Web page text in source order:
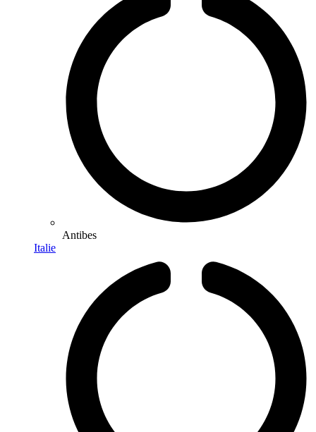
Antibes
Italie